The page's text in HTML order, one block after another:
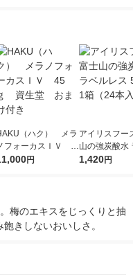
（ハク） メラ
フォーカスＩＶ 4
ｇ 資生堂 おまけ
円
アイリスフー
山の強炭酸水
レス 500ml 1
1,420円
梅のエキスをじっくりと抽
きしないおいしさ。